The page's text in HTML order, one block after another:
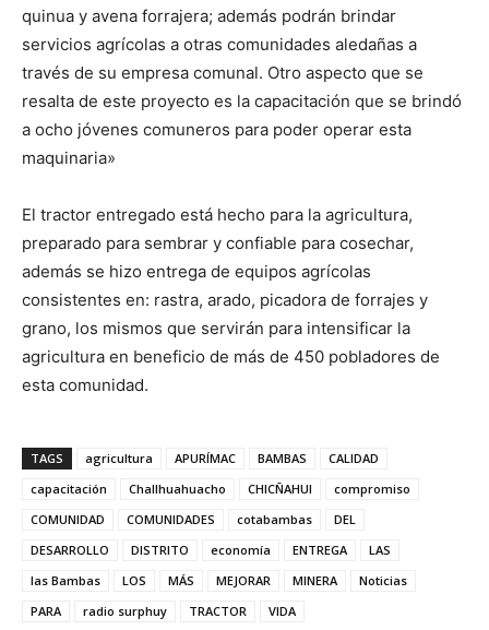
quinua y avena forrajera; además podrán brindar
servicios agrícolas a otras comunidades aledañas a
través de su empresa comunal. Otro aspecto que se
resalta de este proyecto es la capacitación que se brindó
a ocho jóvenes comuneros para poder operar esta
maquinaria»
El tractor entregado está hecho para la agricultura,
preparado para sembrar y confiable para cosechar,
además se hizo entrega de equipos agrícolas
consistentes en: rastra, arado, picadora de forrajes y
grano, los mismos que servirán para intensificar la
agricultura en beneficio de más de 450 pobladores de
esta comunidad.
TAGS agricultura APURÍMAC BAMBAS
CALIDAD
capacitación
Challhuahuacho CHICÑAHUI
compromiso
COMUNIDAD
COMUNIDADES cotabambas
DEL
DESARROLLO
DISTRITO economía ENTREGA
LAS
las Bambas
LOS MÁS MEJORAR MINERA
Noticias
PARA
radio surphuy TRACTOR VIDA